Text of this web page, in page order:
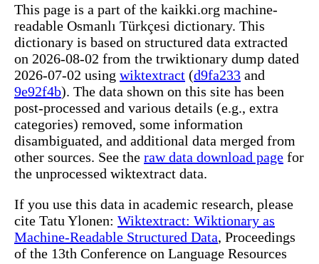
This page is a part of the kaikki.org machine-
readable Osmanlı Türkçesi dictionary. This
dictionary is based on structured data extracted
on 2026-08-02 from the trwiktionary dump dated
2026-07-02 using wiktextract (d9fa233 and
9e92f4b). The data shown on this site has been
post-processed and various details (e.g., extra
categories) removed, some information
disambiguated, and additional data merged from
other sources. See the raw data download page for
the unprocessed wiktextract data.
If you use this data in academic research, please
cite Tatu Ylonen: Wiktextract: Wiktionary as
Machine-Readable Structured Data, Proceedings
of the 13th Conference on Language Resources